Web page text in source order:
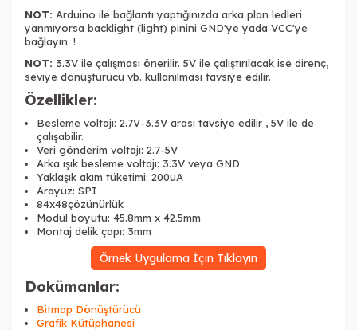
NOT: Arduino ile bağlantı yaptığınızda arka plan ledleri
yanmıyorsa backlight (light) pinini GND'ye yada VCC'ye
bağlayın. !
NOT: 3.3V ile çalışması önerilir. 5V ile çalıştırılacak ise direnç,
seviye dönüştürücü vb. kullanılması tavsiye edilir.
Özellikler:
Besleme voltajı: 2.7V-3.3V arası tavsiye edilir , 5V ile de
çalışabilir.
Veri gönderim voltajı: 2.7-5V
Arka ışık besleme voltajı: 3.3V veya GND
Yaklaşık akım tüketimi: 200uA
Arayüz: SPI
84x48çözünürlük
Modül boyutu: 45.8mm x 42.5mm
Montaj delik çapı: 3mm
Örnek Uygulama İçin Tıklayın
Dokümanlar:
Bitmap Dönüştürücü
Grafik Kütüphanesi